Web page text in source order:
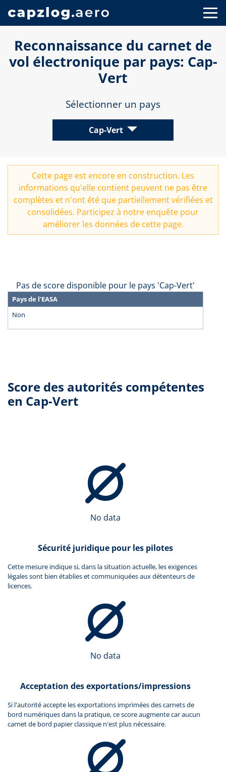
Reconnaissance du carnet de
vol électronique par pays: Cap-
Vert
Sélectionner un pays
Cap-Vert
Cette page est encore en construction. Les
informations qu'elle contient peuvent ne pas être
complètes et n'ont été que partiellement vérifiées et
consolidées. Participez à notre enquête pour
améliorer les données de cette page.
Pas de score disponible pour le pays 'Cap-Vert'
Pays de l'EASA
Non
Score des autorités compétentes
en Cap-Vert
No data
Sécurité juridique pour les pilotes
Cette mesure indique si, dans la situation actuelle, les exigences
légales sont bien établies et communiquées aux détenteurs de
licences.
No data
Acceptation des exportations/impressions
Si l'autorité accepte les exportations imprimées des carnets de
bord numériques dans la pratique, ce score augmente car aucun
carnet de bord papier classique n'est plus nécessaire.